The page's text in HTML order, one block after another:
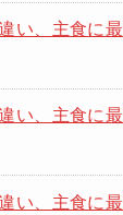
い、主食に
い、主食に
い、主食に